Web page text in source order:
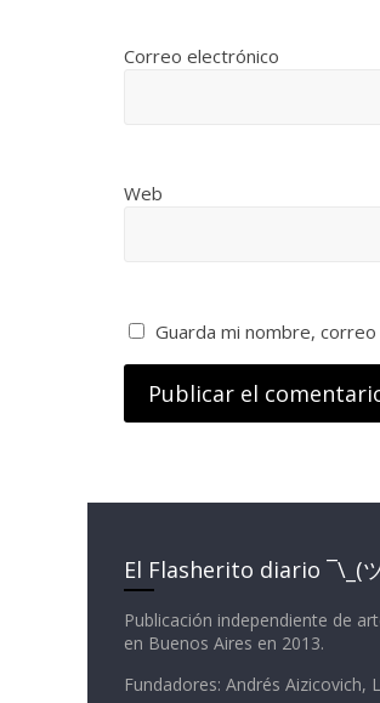
Correo electrónico
Web
Guarda mi nombre,
El Flasherito diario ¯\_(
Publicación independiente de
en Buenos Aires en 2013.
Fundadores: Andrés Aizicovich,